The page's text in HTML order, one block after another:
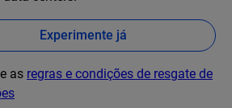
Experimente já
as regras e condições de resgate de